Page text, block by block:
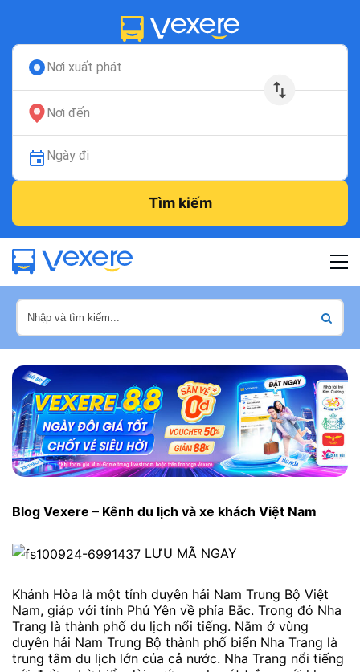
Nơi xuất phát
Nơi đến
Ngày đi
Tìm kiếm
Blog Vexere – Kênh du lịch và xe khách Việt Nam
LƯU MÃ NGAY
Khánh Hòa là một tỉnh duyên hải Nam Trung Bộ Việt
Nam, giáp với tỉnh Phú Yên về phía Bắc. Trong đó Nha
Trang là thành phố du lịch nổi tiếng. Nằm ở vùng
duyên hải Nam Trung Bộ thành phố biển Nha Trang là
trung tâm du lịch lớn của cả nước. Nha Trang nổi tiếng